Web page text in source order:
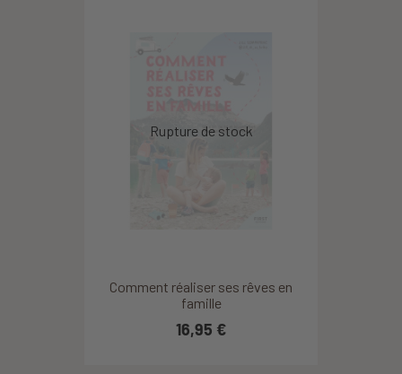
Comment réaliser ses rêves en
famille
16,95 €